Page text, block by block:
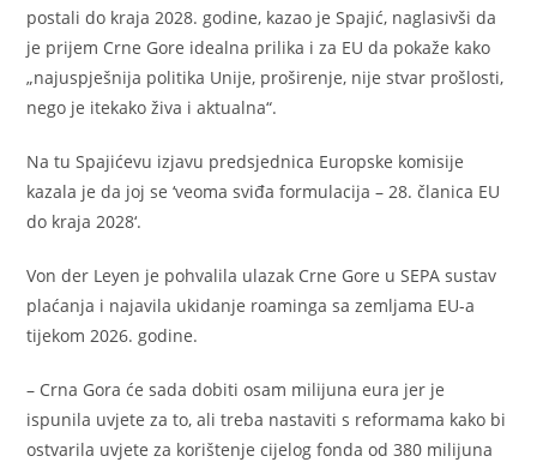
postali do kraja 2028. godine, kazao je Spajić, naglasivši da
je prijem Crne Gore idealna prilika i za EU da pokaže kako
„najuspješnija politika Unije, proširenje, nije stvar prošlosti,
nego je itekako živa i aktualna“.
Na tu Spajićevu izjavu predsjednica Europske komisije
kazala je da joj se ‘veoma sviđa formulacija – 28. članica EU
do kraja 2028‘.
Von der Leyen je pohvalila ulazak Crne Gore u SEPA sustav
plaćanja i najavila ukidanje roaminga sa zemljama EU-a
tijekom 2026. godine.
– Crna Gora će sada dobiti osam milijuna eura jer je
ispunila uvjete za to, ali treba nastaviti s reformama kako bi
ostvarila uvjete za korištenje cijelog fonda od 380 milijuna